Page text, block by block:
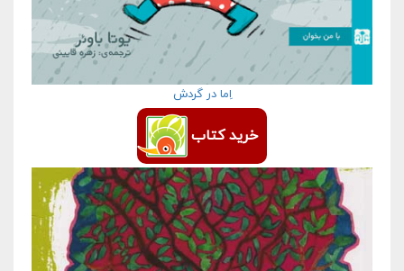
اِما در گردش
خرید کتاب